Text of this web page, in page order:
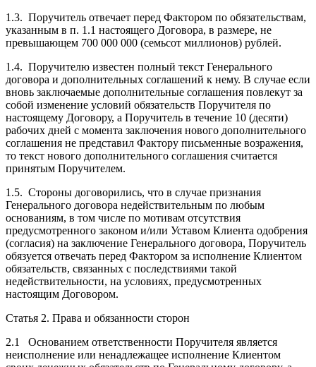
1.3. Поручитель отвечает перед Фактором по обязательствам,
указанным в п. 1.1 настоящего Договора, в размере, не
превышающем 700 000 000 (семьсот миллионов) рублей.
1.4. Поручителю известен полный текст Генерального
договора и дополнительных соглашений к нему. В случае если
вновь заключаемые дополнительные соглашения повлекут за
собой изменение условий обязательств Поручителя по
настоящему Договору, а Поручитель в течение 10 (десяти)
рабочих дней с момента заключения нового дополнительного
соглашения не представил Фактору письменные возражения,
то текст нового дополнительного соглашения считается
принятым Поручителем.
1.5. Стороны договорились, что в случае признания
Генерального договора недействительным по любым
основаниям, в том числе по мотивам отсутствия
предусмотренного законом и/или Уставом Клиента одобрения
(согласия) на заключение Генерального договора, Поручитель
обязуется отвечать перед Фактором за исполнение Клиентом
обязательств, связанных с последствиями такой
недействительности, на условиях, предусмотренных
настоящим Договором.
Статья 2. Права и обязанности сторон
2.1 Основанием ответственности Поручителя является
неисполнение или ненадлежащее исполнение Клиентом